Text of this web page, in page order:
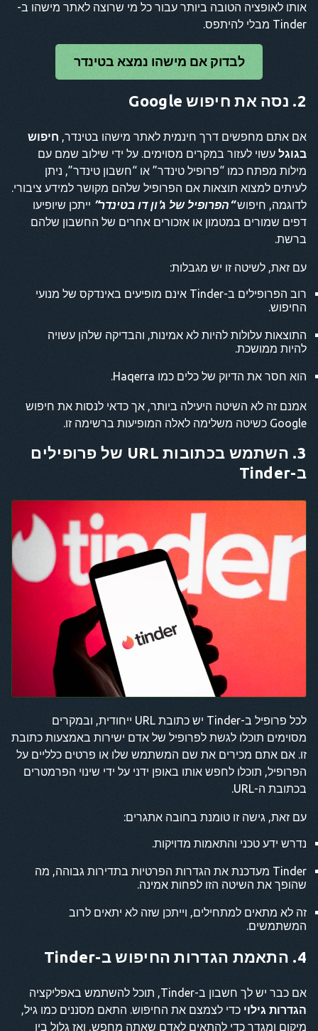
אותו לאופציה הטובה ביותר עבור כל מי שרוצה לאתר מישהו ב-
Tinder מבלי להיתפס.
לבדוק אם מישהו נמצא בטינדר
2. נסה את חיפוש Google
אם אתם מחפשים דרך חינמית לאתר מישהו בטינדר, חיפוש
בגוגל עשוי לעזור במקרים מסוימים. על ידי שילוב שמם עם
מילות מפתח כמו “פרופיל טינדר” או “חשבון טינדר”, ניתן
לעיתים למצוא תוצאות אם הפרופיל שלהם מקושר למידע ציבורי.
לדוגמה, חיפוש“הפרופיל של ג'ון דו בטינדר” ייתכן שיופיעו
דפים שמורים במטמון או אזכורים אחרים של החשבון שלהם
ברשת.
עם זאת, לשיטה זו יש מגבלות:
רוב הפרופילים ב-Tinder אינם מופיעים באינדקס של מנועי
החיפוש.
התוצאות עלולות להיות לא אמינות, והבדיקה שלהן עשויה
להיות ממושכת.
הוא חסר את הדיוק של כלים כמו Haqerra.
אמנם זה לא השיטה היעילה ביותר, אך כדאי לנסות את חיפוש
Google כשיטה משלימה לאלה המופיעות ברשימה זו.
3. השתמש בכתובות URL של פרופילים
ב-Tinder
לכל פרופיל ב-Tinder יש כתובת URL ייחודית, ובמקרים
מסוימים תוכלו לגשת לפרופיל של אדם ישירות באמצעות כתובת
זו. אם אתם מכירים את שם המשתמש שלו או פרטים כלליים על
הפרופיל, תוכלו לחפש אותו באופן ידני על ידי שינוי הפרמטרים
בכתובת ה-URL.
עם זאת, גישה זו טומנת בחובה אתגרים:
נדרש ידע טכני והתאמות מדויקות.
Tinder מעדכנת את הגדרות הפרטיות בתדירות גבוהה, מה
שהופך את השיטה הזו לפחות אמינה.
זה לא מתאים למתחילים, וייתכן שזה לא יתאים לרוב
המשתמשים.
4. התאמת הגדרות החיפוש ב-Tinder
אם כבר יש לך חשבון ב-Tinder, תוכל להשתמש באפליקציה
הגדרות גילוי כדי לצמצם את החיפוש. התאם מסננים כמו גיל,
מיקום ומגדר כדי להתאים לאדם שאתה מחפש, ואז גלול בין